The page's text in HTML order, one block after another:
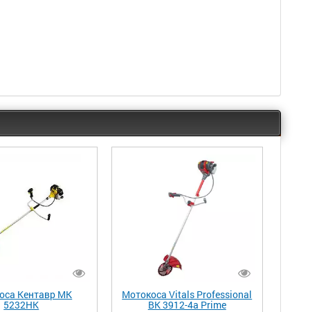
Кентавр МК
5232НК
Мотокоса Vitals Professional
BK 3912-4a Prime